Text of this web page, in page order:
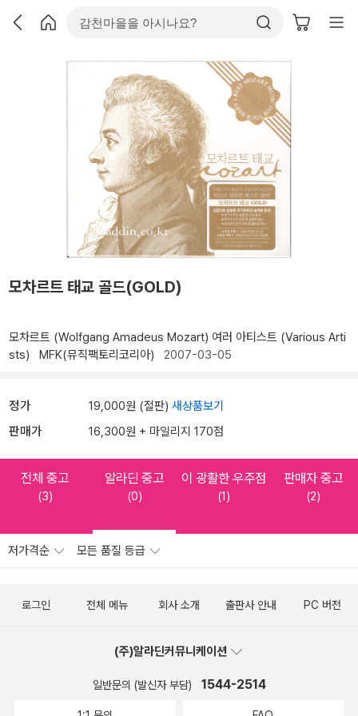
모차르트 태교 골드(GOLD)
모차르트 (Wolfgang Amadeus Mozart) 여러 아티스트 (Various Arti
sts)
MFK(뮤직팩토리코리아) 2007-03-05
정가 19,000원 (절판) 새상품보기
판매가 16,300원 + 마일리지 170점
전체 중고
(3)
알라딘 중고
(0)
이 광활한 우주점
(1)
판매자 중고
(2)
저가격순 모든 품질 등급
로그인 전체 메뉴 회사 소개 출판사 안내 PC 버전
(주)알라딘커뮤니케이션
일반문의 (발신자 부담) 1544-2514